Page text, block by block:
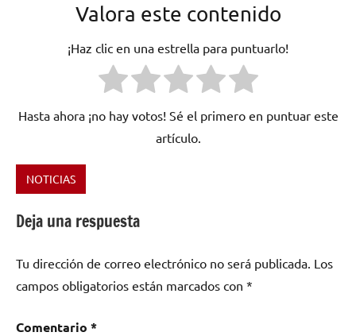
Valora este contenido
¡Haz clic en una estrella para puntuarlo!
Hasta ahora ¡no hay votos! Sé el primero en puntuar este
artículo.
Etiquetado
DANI
NOTICIAS
Deja una respuesta
Tu dirección de correo electrónico no será publicada. Los
campos obligatorios están marcados con *
Comentario *